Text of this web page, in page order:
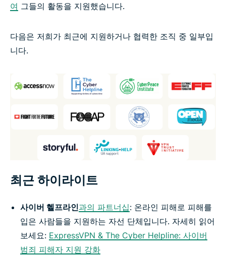
여 그들의 활동을 지원했습니다.
다음은 저희가 최근에 지원하거나 협력한 조직 중 일부입
니다.
최근 하이라이트
사이버 헬프라인과의 파트너십: 온라인 피해로 피해를
입은 사람들을 지원하는 자선 단체입니다. 자세히 읽어
보세요: ExpressVPN & The Cyber Helpline: 사이버
범죄 피해자 지원 강화